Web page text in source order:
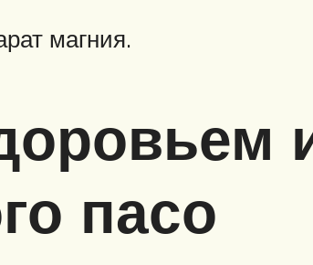
магния.
пасо